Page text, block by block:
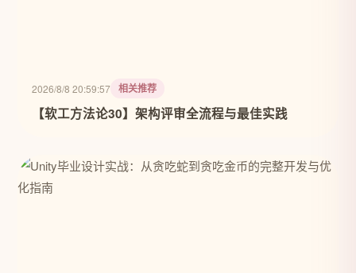
2026/8/8 20:59:57 相关推荐
【软工方法论30】架构评审全流程与最佳实践